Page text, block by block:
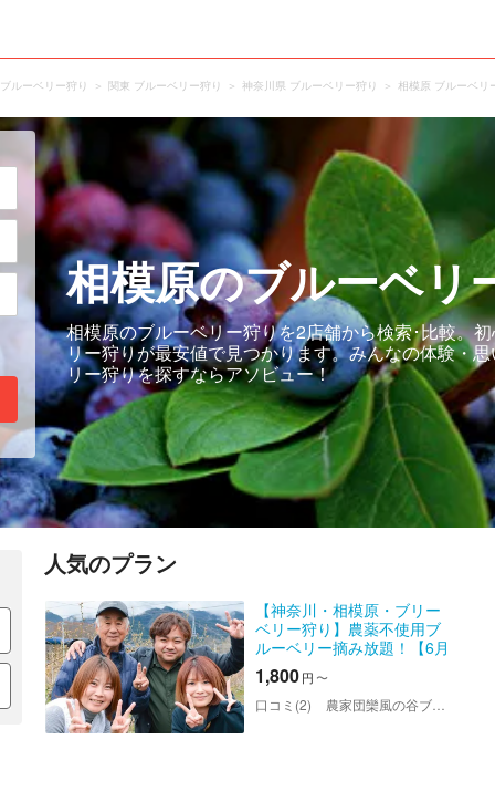
ブルーベリー狩り 関東 ブルーベリー狩り 神奈川県 ブルーベリー狩り 相模原 ブルーベリ
相模原のブルーベリ
相模原のブルーベリー狩りを2店舗から検索･比較。
リー狩りが最安値で見つかります。みんなの体験・
リー狩りを探すならアソビュー！
人気のプラン
【神奈川・相模原・ブリー
ベリー狩り】農薬不使用ブ
ルーベリー摘み放題！【6月
下旬〜8月中旬下旬】
1,800円 〜
口コミ(2) 農家団欒風の谷ブルーベリー農園